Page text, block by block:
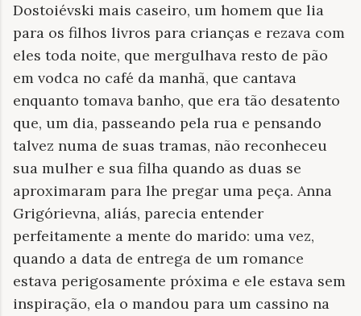
Dostoiévski mais caseiro, um homem que lia
para os filhos livros para crianças e rezava com
eles toda noite, que mergulhava resto de pão
em vodca no café da manhã, que cantava
enquanto tomava banho, que era tão desatento
que, um dia, passeando pela rua e pensando
talvez numa de suas tramas, não reconheceu
sua mulher e sua filha quando as duas se
aproximaram para lhe pregar uma peça. Anna
Grigórievna, aliás, parecia entender
perfeitamente a mente do marido: uma vez,
quando a data de entrega de um romance
estava perigosamente próxima e ele estava sem
inspiração, ela o mandou para um cassino na